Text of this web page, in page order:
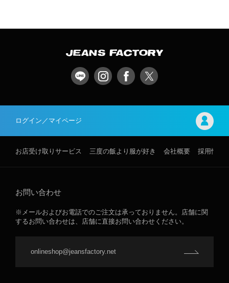
ログイン／マイページ
お店受け取りサービス 三度の飯より服が好き 会社概要 採用情報
お問い合わせ
※メールおよびお電話でのご注文は承っておりません。店舗に関
するお問い合わせは、店舗に直接お問い合わせください。
onlineshop@jeansfactory.net